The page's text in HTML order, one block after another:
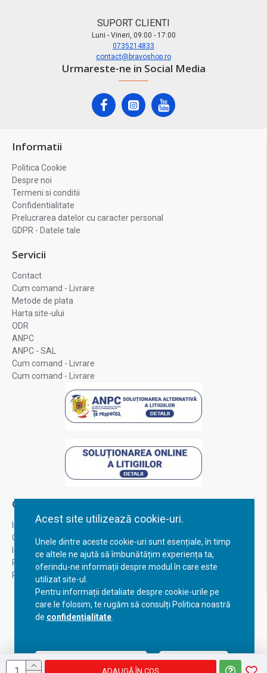
Acest site utilizează cookie-uri.
Unele dintre aceste cookie-uri sunt esențiale, în timp
ce altele ne ajută să îmbunătățim experiența ta,
oferindu-ne informații despre modul în care este
utilizat site-ul.
Pentru informații detaliate despre cookie-urile pe
care le folosim, te rugăm să consulți Politica noastră
de confidențialitate
Acceptă setările curente Configurează
ADAUGĂ ÎN COŞ
SUPORT CLIENTI
Luni - Vineri, 09:00 - 17:00
0735214833
contact@bravoshop.ro
Urmareste-ne in Social Media
Informatii
Politica Cookie
Despre noi
Termeni si conditii
Confidentialitate
Prelucrarea datelor cu caracter personal
GDPR - Datele tale
Servicii
Contact
Cum comand - Livrare
Metode de plata
Harta site-ului
ODR
ANPC
ANPC - SAL
Cum comand - Livrare
Cum comand - Livrare
Contul Meu
Inregistrare
Contul meu
Istoric comenzi
Recuperare parola
Returnare produs